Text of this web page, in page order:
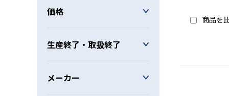
価格
生産終了・取扱終了
メーカー
商品を